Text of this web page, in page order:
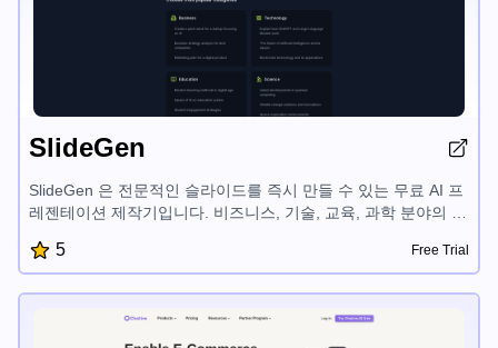
SlideGen
SlideGen 은 전문적인 슬라이드를 즉시 만들 수 있는 무료 AI 프
레젠테이션 제작기입니다. 비즈니스, 기술, 교육, 과학 분야의 다
로 쉽게 바꿀 수 있습니다.
5 Free Trial